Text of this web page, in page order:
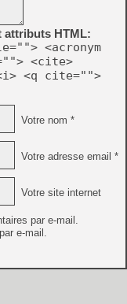
attributs HTML:
<acronym
<cite>
<q cite="">
Votre nom *
Votre adresse email *
Votre site internet
par e-mail.
e-mail.